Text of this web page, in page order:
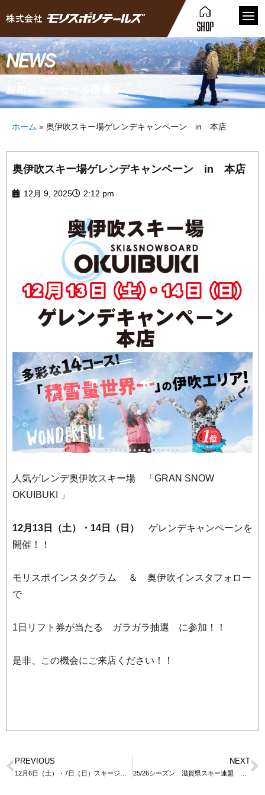
NEWS
お知らせ・セール情報
ホーム » 奥伊吹スキー場ゲレンデキャンペーン in 本店
奥伊吹スキー場ゲレンデキャンペーン in 本店
12月 9, 2025 2:12 pm
人気ゲレンデ奥伊吹スキー場 「GRAN SNOW
OKUIBUKI 」
12月13日（土）・14日（日）
ゲレンデキャンペーンを
開催！！
モリスポインスタグラム ＆ 奥伊吹インスタフォロー
で
1日リフト券が当たる ガラガラ抽選 に参加！！
是非、この機会にご来店ください！！
PREVIOUS NEXT